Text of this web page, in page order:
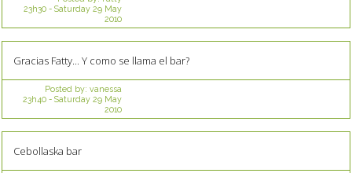
23h30- Saturday 29 May
2010
Gracias Fatty... Y como se llama el bar?
Posted by: vanessa
23h40- Saturday 29 May
2010
Cebollaska bar